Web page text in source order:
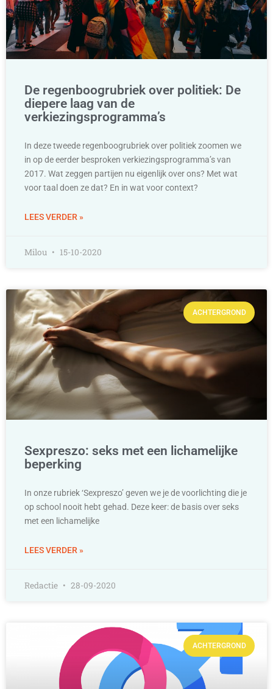
De regenboogrubriek over politiek: De
diepere laag van de
verkiezingsprogramma’s
In deze tweede regenboogrubriek over politiek zoomen we
in op de eerder besproken verkiezingsprogramma’s van
2017. Wat zeggen partijen nu eigenlijk over ons? Met wat
voor taal doen ze dat? En in wat voor context?
LEES VERDER »
Milou 15-10-2020
ACHTERGROND
Sexpreszo: seks met een lichamelijke
beperking
In onze rubriek ‘Sexpreszo’ geven we je de voorlichting die je
op school nooit hebt gehad. Deze keer: de basis over seks
met een lichamelijke
LEES VERDER »
Redactie 28-09-2020
ACHTERGROND